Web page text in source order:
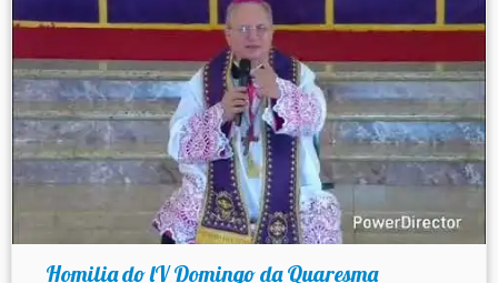
Contato
Homilia do lV Domingo da Quaresma